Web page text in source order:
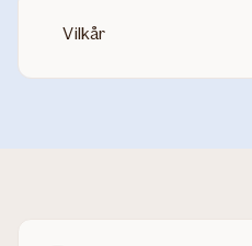
Vilkår